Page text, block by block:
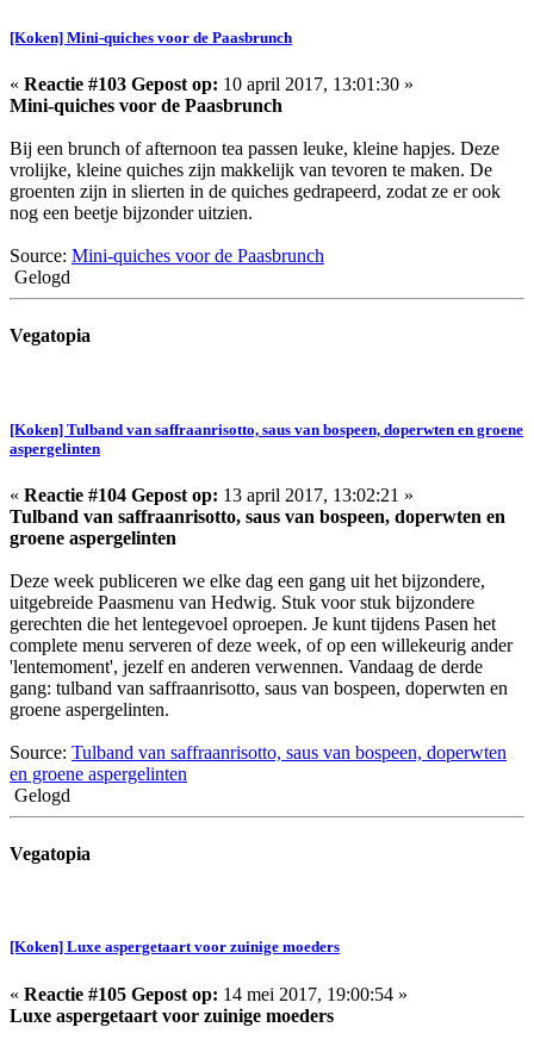
[Koken] Mini-quiches voor de Paasbrunch
« Reactie #103 Gepost op: 10 april 2017, 13:01:30 »
Mini-quiches voor de Paasbrunch
Bij een brunch of afternoon tea passen leuke, kleine hapjes. Deze
vrolijke, kleine quiches zijn makkelijk van tevoren te maken. De
groenten zijn in slierten in de quiches gedrapeerd, zodat ze er ook
nog een beetje bijzonder uitzien.
Source: Mini-quiches voor de Paasbrunch
Gelogd
Vegatopia
[Koken] Tulband van saffraanrisotto, saus van bospeen, doperwten en groene
aspergelinten
« Reactie #104 Gepost op: 13 april 2017, 13:02:21 »
Tulband van saffraanrisotto, saus van bospeen, doperwten en
groene aspergelinten
Deze week publiceren we elke dag een gang uit het bijzondere,
uitgebreide Paasmenu van Hedwig. Stuk voor stuk bijzondere
gerechten die het lentegevoel oproepen. Je kunt tijdens Pasen het
complete menu serveren of deze week, of op een willekeurig ander
'lentemoment', jezelf en anderen verwennen. Vandaag de derde
gang: tulband van saffraanrisotto, saus van bospeen, doperwten en
groene aspergelinten.
Source: Tulband van saffraanrisotto, saus van bospeen, doperwten
en groene aspergelinten
Gelogd
Vegatopia
[Koken] Luxe aspergetaart voor zuinige moeders
« Reactie #105 Gepost op: 14 mei 2017, 19:00:54 »
Luxe aspergetaart voor zuinige moeders